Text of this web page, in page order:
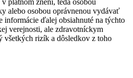
kvalitnú dialyzačnú starostlivosť
na Slovensku. Viac
jednotlivých stredísk.
platnom znení, teda osobou
alebo osobou oprávnenou vydávať
informácie ďalej obsiahnuté na týchto
verejnosti, ale zdravotníckym
všetkých rizík a dôsledkov z toho